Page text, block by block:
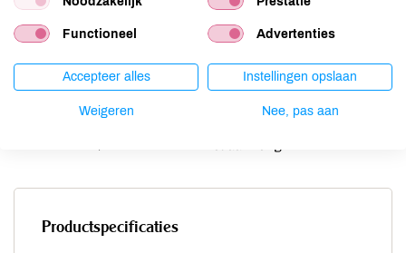
Schaaldieren
niet aanwezig
Selderij
niet aanwezig
niet aanwezig
Productspecificaties
Functioneel Advertenties
Accepteer alles Instellingen opslaan
Weigeren Nee, pas aan